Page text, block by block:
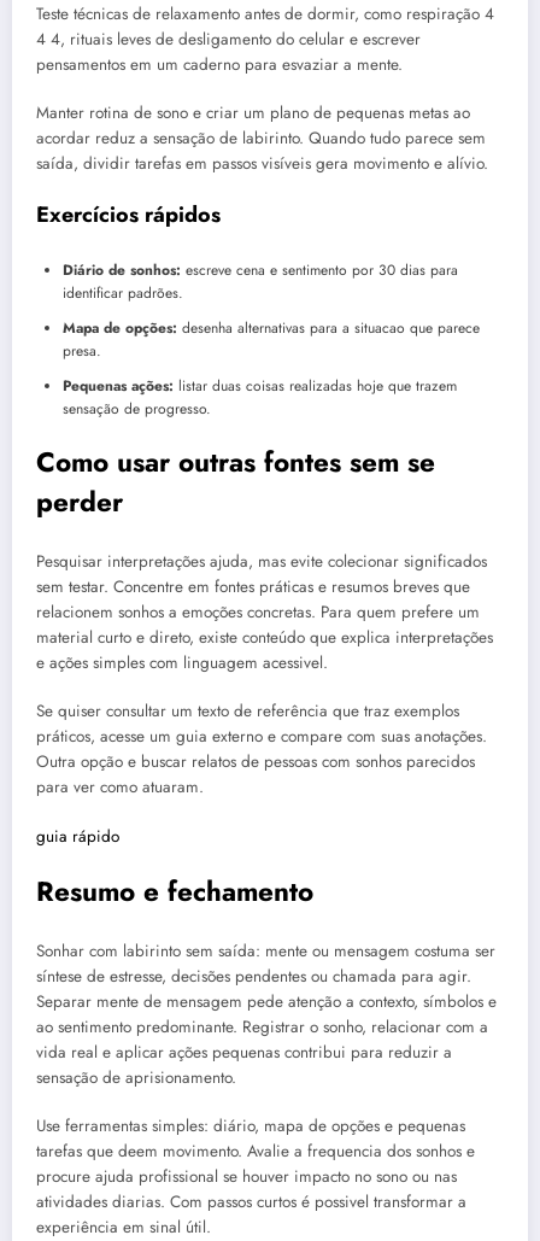
Teste técnicas de relaxamento antes de dormir, como respiração 4
4 4, rituais leves de desligamento do celular e escrever
pensamentos em um caderno para esvaziar a mente.
Manter rotina de sono e criar um plano de pequenas metas ao
acordar reduz a sensação de labirinto. Quando tudo parece sem
saída, dividir tarefas em passos visíveis gera movimento e alívio.
Exercícios rápidos
Diário de sonhos: escreve cena e sentimento por 30 dias para
identificar padrões.
Mapa de opções: desenha alternativas para a situacao que parece
presa.
Pequenas ações: listar duas coisas realizadas hoje que trazem
sensação de progresso.
Como usar outras fontes sem se
perder
Pesquisar interpretações ajuda, mas evite colecionar significados
sem testar. Concentre em fontes práticas e resumos breves que
relacionem sonhos a emoções concretas. Para quem prefere um
material curto e direto, existe conteúdo que explica interpretações
e ações simples com linguagem acessivel.
Se quiser consultar um texto de referência que traz exemplos
práticos, acesse um guia externo e compare com suas anotações.
Outra opção e buscar relatos de pessoas com sonhos parecidos
para ver como atuaram.
guia rápido
Resumo e fechamento
Sonhar com labirinto sem saída: mente ou mensagem costuma ser
síntese de estresse, decisões pendentes ou chamada para agir.
Separar mente de mensagem pede atenção a contexto, símbolos e
ao sentimento predominante. Registrar o sonho, relacionar com a
vida real e aplicar ações pequenas contribui para reduzir a
sensação de aprisionamento.
Use ferramentas simples: diário, mapa de opções e pequenas
tarefas que deem movimento. Avalie a frequencia dos sonhos e
procure ajuda profissional se houver impacto no sono ou nas
atividades diarias. Com passos curtos é possivel transformar a
experiência em sinal útil.